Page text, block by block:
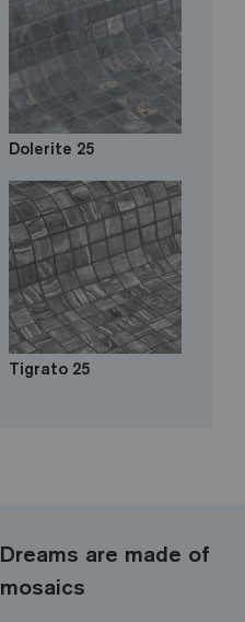
Dolerite 25
Tigrato 25
Dreams are made of
mosaics